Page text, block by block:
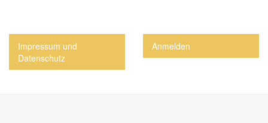
Impressum und
Datenschutz
Anmelden